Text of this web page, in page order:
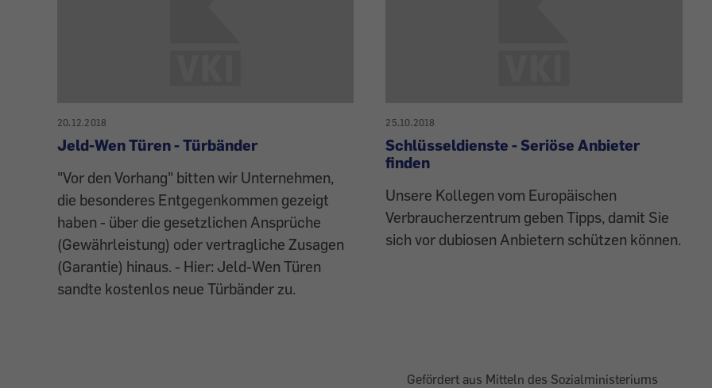
20.12.2018
Jeld-Wen Türen - Türbänder
"Vor den Vorhang" bitten wir Unternehmen,
die besonderes Entgegenkommen gezeigt
haben - über die gesetzlichen Ansprüche
(Gewährleistung) oder vertragliche Zusagen
(Garantie) hinaus. - Hier: Jeld-Wen Türen
sandte kostenlos neue Türbänder zu.
25.10.2018
Schlüsseldienste - Seriöse Anbieter
finden
Unsere Kollegen vom Europäischen
Verbraucherzentrum geben Tipps, damit Sie
sich vor dubiosen Anbietern schützen können.
Gefördert aus Mitteln des Sozialministeriums